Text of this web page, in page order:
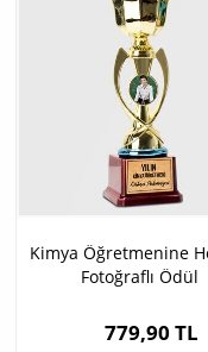
Kimya Öğretmenine
Fotoğraflı Ödül
779,90 TL